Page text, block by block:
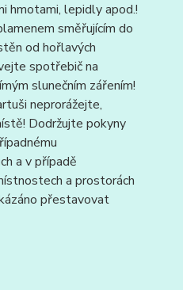
hmotami, lepidly apod.!
směřujícím do
od hořlavých
spotřebič na
slunečním zářením!
neprorážejte,
Dodržujte pokyny
a v případě
a prostorách
přestavovat